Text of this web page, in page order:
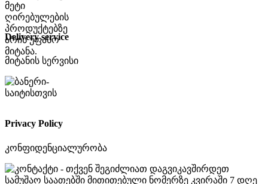
Delivery service
მიტანის სერვისი
Privacy Policy
კონფიდენციალურობა